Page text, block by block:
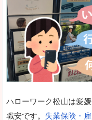
ハローワーク松山は愛
職安です。 失業保険・